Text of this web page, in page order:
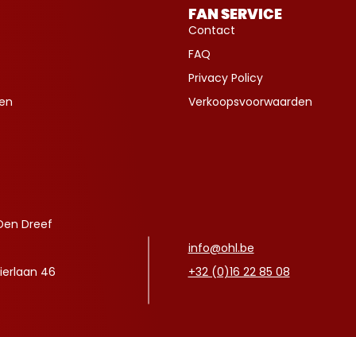
FAN SERVICE
Contact
FAQ
Privacy Policy
Verkoopsvoorwaarden
Dreef
46
info@ohl.be
+32 (0)16 22 85 08